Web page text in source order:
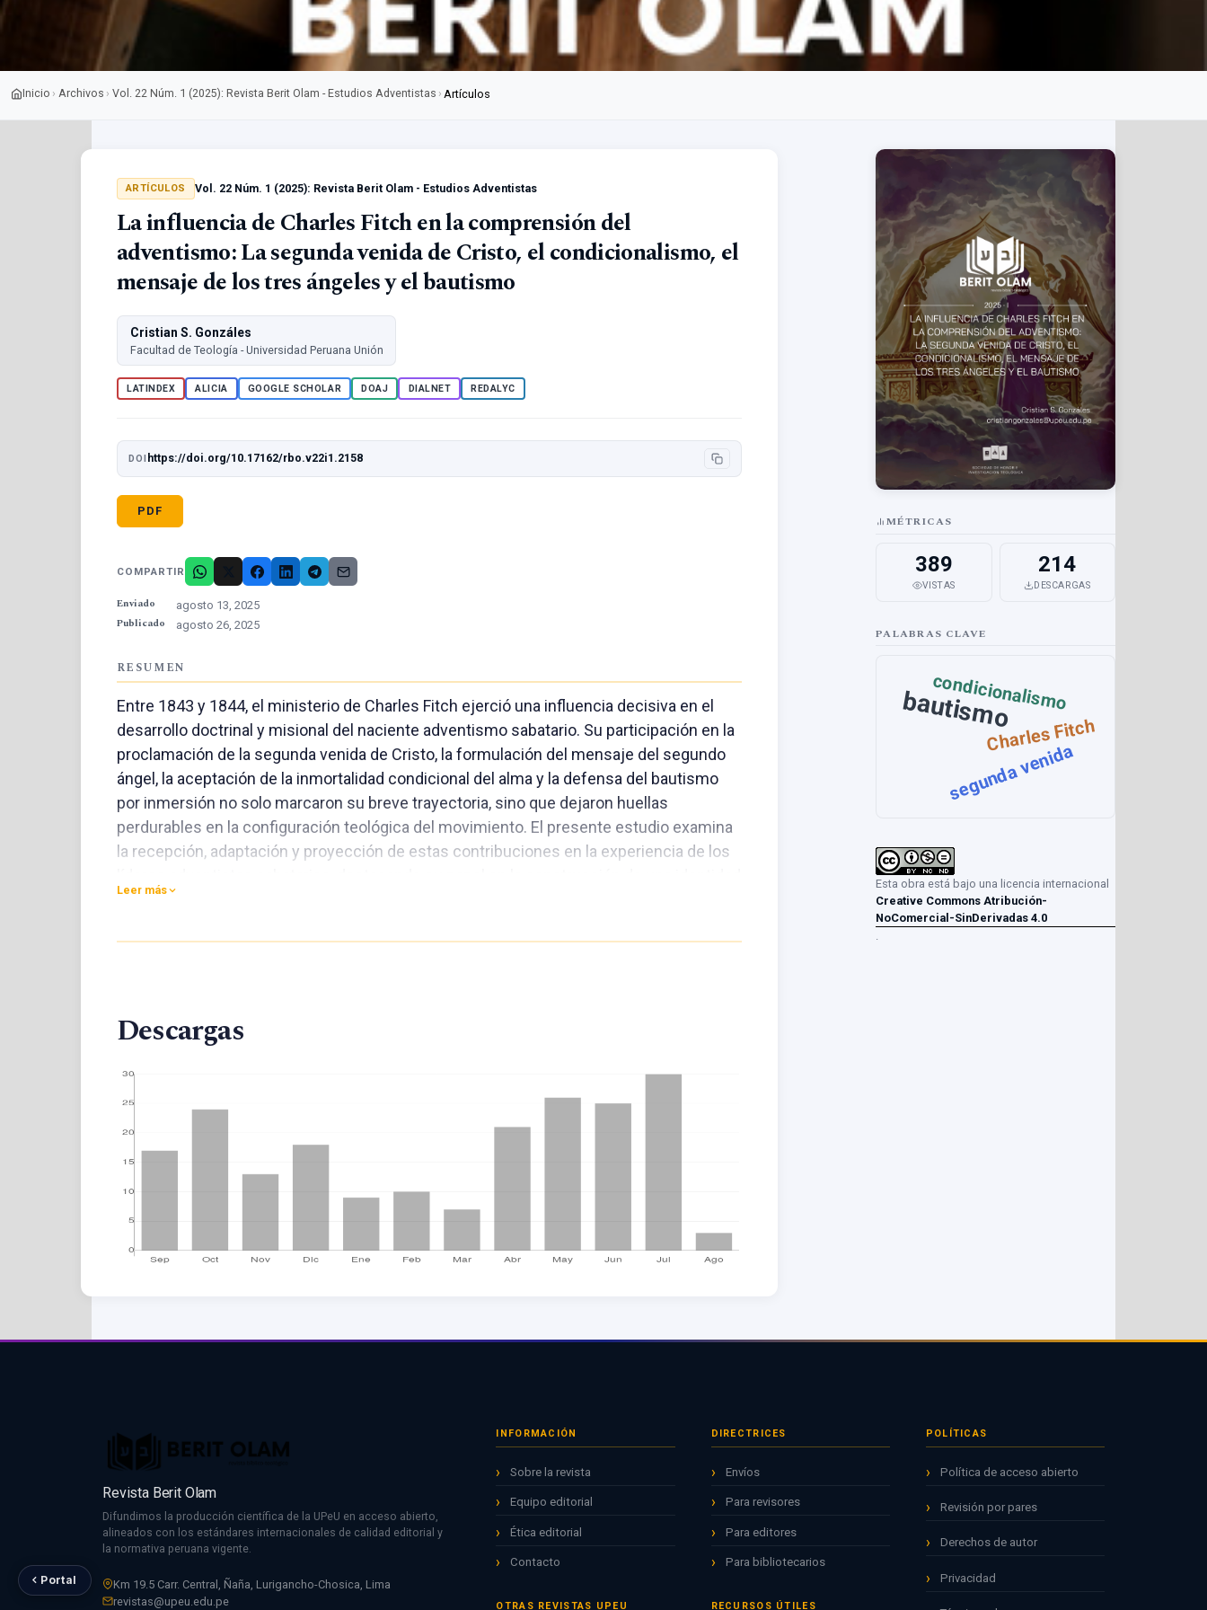
Portal
Inicio › Archivos › Vol. 22 Núm. 1 (2025): Revista Berit Olam - Estudios Adventistas › Artículos
ARTÍCULOS Vol. 22 Núm. 1 (2025): Revista Berit Olam - Estudios Adventistas
La influencia de Charles Fitch en la comprensión del
adventismo: La segunda venida de Cristo, el condicionalismo, el
mensaje de los tres ángeles y el bautismo
Cristian S. Gonzáles
Facultad de Teología - Universidad Peruana Unión
LATINDEX ALICIA GOOGLE SCHOLAR DOAJ DIALNET REDALYC
DOI https://doi.org/10.17162/rbo.v22i1.2158
PDF
COMPARTIR
Enviado agosto 13, 2025
Publicado agosto 26, 2025
RESUMEN
Entre 1843 y 1844, el ministerio de Charles Fitch ejerció una influencia decisiva en el
desarrollo doctrinal y misional del naciente adventismo sabatario. Su participación en la
proclamación de la segunda venida de Cristo, la formulación del mensaje del segundo
ángel, la aceptación de la inmortalidad condicional del alma y la defensa del bautismo
por inmersión no solo marcaron su breve trayectoria, sino que dejaron huellas
perdurables en la configuración teológica del movimiento. El presente estudio examina
la recepción, adaptación y proyección de estas contribuciones en la experiencia de los
doctrinal.
Leer más
Descargas
MÉTRICAS
389
VISTAS
214
DESCARGAS
PALABRAS CLAVE
bautismo
Charles Fitch
segunda venida
condicionalismo
Esta obra está bajo una licencia internacional
Creative Commons Atribución-
NoComercial-SinDerivadas 4.0
Revista Berit Olam
Difundimos la producción científica de la UPeU en acceso abierto,
alineados con los estándares internacionales de calidad editorial y
la normativa peruana vigente.
Km 19.5 Carr. Central, Ñaña, Lurigancho-Chosica, Lima
revistas@upeu.edu.pe
INFORMACIÓN
Sobre la revista
Equipo editorial
Ética editorial
Contacto
OTRAS REVISTAS UPEU
DIRECTRICES
Envíos
Para revisores
Para editores
Para bibliotecarios
RECURSOS ÚTILES
POLÍTICAS
Política de acceso abierto
Revisión por pares
Derechos de autor
Privacidad